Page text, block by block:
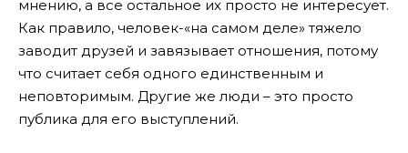
мнению, а все остальное их просто не интересует.
Как правило, человек-«на самом деле» тяжело
заводит друзей и завязывает отношения, потому
что считает себя одного единственным и
неповторимым. Другие же люди – это просто
публика для его выступлений.